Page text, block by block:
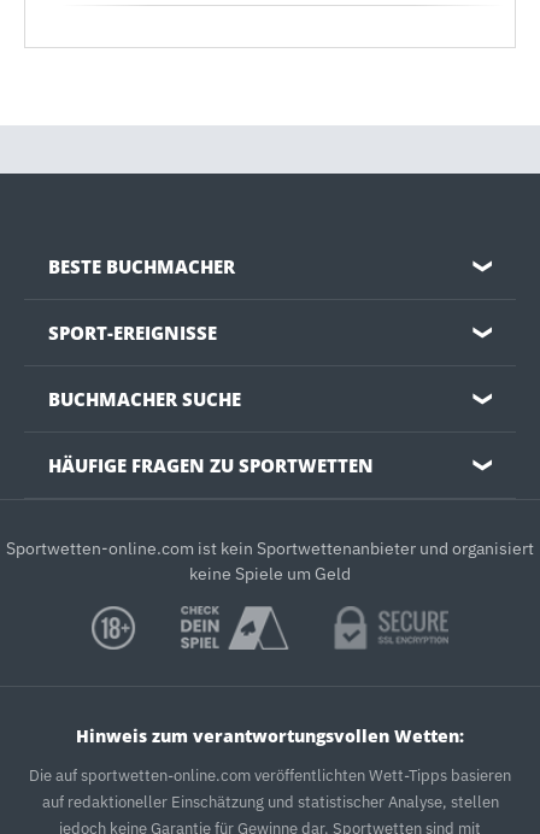
BESTE BUCHMACHER ❯
SPORT-EREIGNISSE ❯
BUCHMACHER SUCHE ❯
HÄUFIGE FRAGEN ZU SPORTWETTEN ❯
Sportwetten-online.com ist kein Sportwettenanbieter und organisiert
keine Spiele um Geld
Hinweis zum verantwortungsvollen Wetten:
Die auf sportwetten-online.com veröffentlichten Wett-Tipps basieren
auf redaktioneller Einschätzung und statistischer Analyse, stellen
jedoch keine Garantie für Gewinne dar. Sportwetten sind mit